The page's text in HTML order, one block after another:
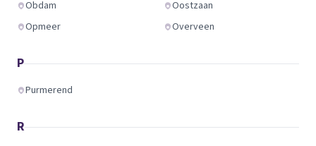
Obdam
Oostzaan
Opmeer
Overveen
P
Purmerend
R